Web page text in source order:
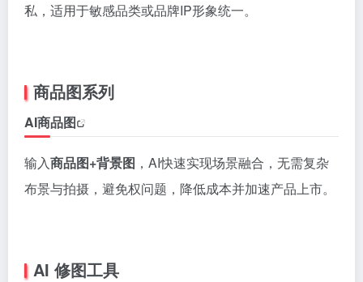
私，适用于敏感品类或品牌IP形象统一。
商品图系列
AI商品图
输入商品图+背景图 ，AI快速实现场景融合，无需复杂
布景与拍摄，避免权问题，降低成本并加速产品上市。
AI 修图工具